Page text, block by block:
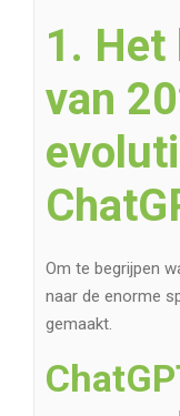
1. Het
van
Om te begrijpen
naar de enorme
gemaakt.